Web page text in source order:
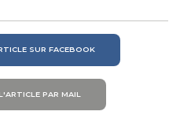
SUR FACEBOOK
PAR MAIL